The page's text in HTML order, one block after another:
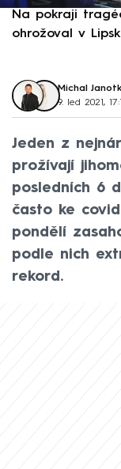
Na pokraji
ohrožoval v
Michal
9. led 2021,
Jeden z
prožívají
posledních 6
často ke
pondělí
podle nich
rekord.